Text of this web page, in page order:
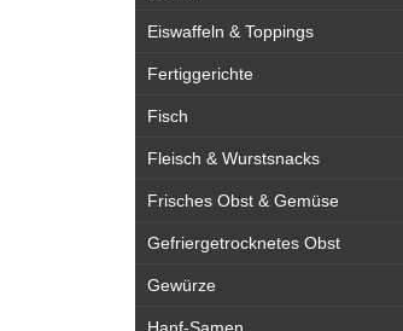
Eiswaffeln & Toppings
Fertiggerichte
Fisch
Fleisch & Wurstsnacks
Frisches Obst & Gemüse
Gefriergetrocknetes Obst
Gewürze